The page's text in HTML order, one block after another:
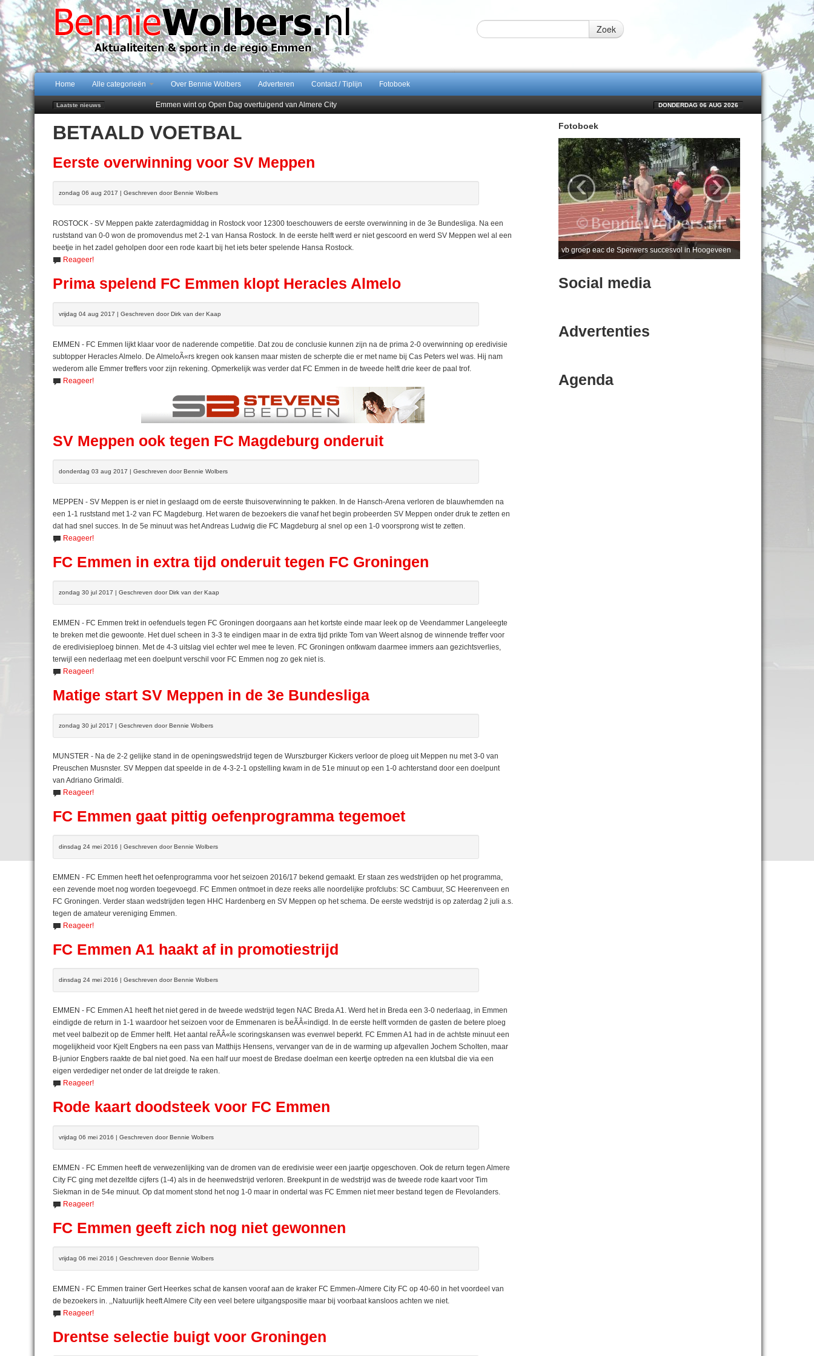
Zoek
Home Alle categorieën Over Bennie Wolbers Adverteren Contact / Tiplijn Fotoboek
Laatste nieuws
Emmen wint op Open Dag overtuigend van Almere City
Jubileumfeest 35 jaar De Amer
Hunzeloopwandeltocht keert op 19 september 2026 terug naar Zuidlaren
DONDERDAG 06 AUG 2026
BETAALD VOETBAL
Eerste overwinning voor SV Meppen
zondag 06 aug 2017 | Geschreven door Bennie Wolbers
ROSTOCK - SV Meppen pakte zaterdagmiddag in Rostock voor 12300 toeschouwers de eerste overwinning in de 3e Bundesliga. Na een
ruststand van 0-0 won de promovendus met 2-1 van Hansa Rostock. In de eerste helft werd er niet gescoord en werd SV Meppen wel al een
beetje in het zadel geholpen door een rode kaart bij het iets beter spelende Hansa Rostock.
Reageer!
Prima spelend FC Emmen klopt Heracles Almelo
vrijdag 04 aug 2017 | Geschreven door Dirk van der Kaap
EMMEN - FC Emmen lijkt klaar voor de naderende competitie. Dat zou de conclusie kunnen zijn na de prima 2-0 overwinning op eredivisie
subtopper Heracles Almelo. De AlmeloÃ«rs kregen ook kansen maar misten de scherpte die er met name bij Cas Peters wel was. Hij nam
wederom alle Emmer treffers voor zijn rekening. Opmerkelijk was verder dat FC Emmen in de tweede helft drie keer de paal trof.
Reageer!
SV Meppen ook tegen FC Magdeburg onderuit
donderdag 03 aug 2017 | Geschreven door Bennie Wolbers
MEPPEN - SV Meppen is er niet in geslaagd om de eerste thuisoverwinning te pakken. In de Hansch-Arena verloren de blauwhemden na
een 1-1 ruststand met 1-2 van FC Magdeburg. Het waren de bezoekers die vanaf het begin probeerden SV Meppen onder druk te zetten en
dat had snel succes. In de 5e minuut was het Andreas Ludwig die FC Magdeburg al snel op een 1-0 voorsprong wist te zetten.
Reageer!
FC Emmen in extra tijd onderuit tegen FC Groningen
zondag 30 jul 2017 | Geschreven door Dirk van der Kaap
EMMEN - FC Emmen trekt in oefenduels tegen FC Groningen doorgaans aan het kortste einde maar leek op de Veendammer Langeleegte
te breken met die gewoonte. Het duel scheen in 3-3 te eindigen maar in de extra tijd prikte Tom van Weert alsnog de winnende treffer voor
de eredivisieploeg binnen. Met de 4-3 uitslag viel echter wel mee te leven. FC Groningen ontkwam daarmee immers aan gezichtsverlies,
terwijl een nederlaag met een doelpunt verschil voor FC Emmen nog zo gek niet is.
Reageer!
Matige start SV Meppen in de 3e Bundesliga
zondag 30 jul 2017 | Geschreven door Bennie Wolbers
MUNSTER - Na de 2-2 gelijke stand in de openingswedstrijd tegen de Wurszburger Kickers verloor de ploeg uit Meppen nu met 3-0 van
Preuschen Musnster. SV Meppen dat speelde in de 4-3-2-1 opstelling kwam in de 51e minuut op een 1-0 achterstand door een doelpunt
van Adriano Grimaldi.
Reageer!
FC Emmen gaat pittig oefenprogramma tegemoet
dinsdag 24 mei 2016 | Geschreven door Bennie Wolbers
EMMEN - FC Emmen heeft het oefenprogramma voor het seizoen 2016/17 bekend gemaakt. Er staan zes wedstrijden op het programma,
een zevende moet nog worden toegevoegd. FC Emmen ontmoet in deze reeks alle noordelijke profclubs: SC Cambuur, SC Heerenveen en
FC Groningen. Verder staan wedstrijden tegen HHC Hardenberg en SV Meppen op het schema. De eerste wedstrijd is op zaterdag 2 juli a.s.
tegen de amateur vereniging Emmen.
Reageer!
FC Emmen A1 haakt af in promotiestrijd
dinsdag 24 mei 2016 | Geschreven door Bennie Wolbers
EMMEN - FC Emmen A1 heeft het niet gered in de tweede wedstrijd tegen NAC Breda A1. Werd het in Breda een 3-0 nederlaag, in Emmen
eindigde de return in 1-1 waardoor het seizoen voor de Emmenaren is beÃÂ«indigd. In de eerste helft vormden de gasten de betere ploeg
met veel balbezit op de Emmer helft. Het aantal reÃÂ«le scoringskansen was evenwel beperkt. FC Emmen A1 had in de achtste minuut een
mogelijkheid voor Kjelt Engbers na een pass van Matthijs Hensens, vervanger van de in de warming up afgevallen Jochem Scholten, maar
B-junior Engbers raakte de bal niet goed. Na een half uur moest de Bredase doelman een keertje optreden na een klutsbal die via een
eigen verdediger net onder de lat dreigde te raken.
Reageer!
Rode kaart doodsteek voor FC Emmen
vrijdag 06 mei 2016 | Geschreven door Bennie Wolbers
EMMEN - FC Emmen heeft de verwezenlijking van de dromen van de eredivisie weer een jaartje opgeschoven. Ook de return tegen Almere
City FC ging met dezelfde cijfers (1-4) als in de heenwedstrijd verloren. Breekpunt in de wedstrijd was de tweede rode kaart voor Tim
Siekman in de 54e minuut. Op dat moment stond het nog 1-0 maar in ondertal was FC Emmen niet meer bestand tegen de Flevolanders.
Reageer!
FC Emmen geeft zich nog niet gewonnen
vrijdag 06 mei 2016 | Geschreven door Bennie Wolbers
EMMEN - FC Emmen trainer Gert Heerkes schat de kansen vooraf aan de kraker FC Emmen-Almere City FC op 40-60 in het voordeel van
de bezoekers in. ,,Natuurlijk heeft Almere City een veel betere uitgangspositie maar bij voorbaat kansloos achten we niet.
Reageer!
Drentse selectie buigt voor Groningen
Fotoboek
vb groep eac de Sperwers succesvol in Hoogeveen
‹ ›
Social media
Advertenties
Agenda